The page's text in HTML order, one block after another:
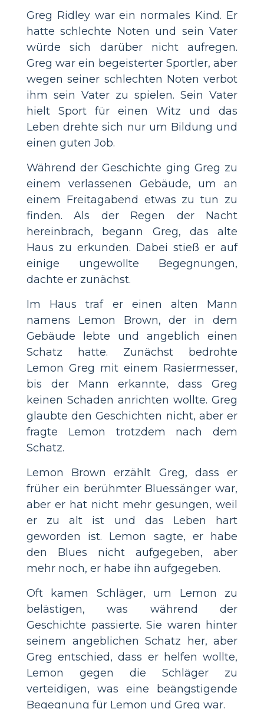
Greg Ridley war ein normales Kind. Er
hatte schlechte Noten und sein Vater
würde sich darüber nicht aufregen.
Greg war ein begeisterter Sportler, aber
wegen seiner schlechten Noten verbot
ihm sein Vater zu spielen. Sein Vater
hielt Sport für einen Witz und das
Leben drehte sich nur um Bildung und
einen guten Job.
Während der Geschichte ging Greg zu
einem verlassenen Gebäude, um an
einem Freitagabend etwas zu tun zu
finden. Als der Regen der Nacht
hereinbrach, begann Greg, das alte
Haus zu erkunden. Dabei stieß er auf
einige ungewollte Begegnungen,
dachte er zunächst.
Im Haus traf er einen alten Mann
namens Lemon Brown, der in dem
Gebäude lebte und angeblich einen
Schatz hatte. Zunächst bedrohte
Lemon Greg mit einem Rasiermesser,
bis der Mann erkannte, dass Greg
keinen Schaden anrichten wollte. Greg
glaubte den Geschichten nicht, aber er
fragte Lemon trotzdem nach dem
Schatz.
Lemon Brown erzählt Greg, dass er
früher ein berühmter Bluessänger war,
aber er hat nicht mehr gesungen, weil
er zu alt ist und das Leben hart
geworden ist. Lemon sagte, er habe
den Blues nicht aufgegeben, aber
mehr noch, er habe ihn aufgegeben.
Oft kamen Schläger, um Lemon zu
belästigen, was während der
Geschichte passierte. Sie waren hinter
seinem angeblichen Schatz her, aber
Greg entschied, dass er helfen wollte,
Lemon gegen die Schläger zu
verteidigen, was eine beängstigende
Begegnung für Lemon und Greg war.